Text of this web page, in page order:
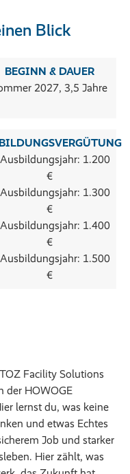
Blick
BEGINN & DAUER
2027, 3,5 Jahre
1.200
€
1.300
€
1.400
€
1.500
€
Facility Solutions
der HOWOGE
lernst du, was keine
und etwas Echtes
Job und starker
Hier zählt, was